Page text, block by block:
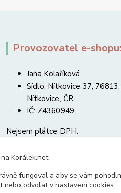
Provozovatel e-
Jana Kolaříková
Sídlo: Nítkovice 37, 76813,
Nítkovice, ČR
IČ: 74360949
Nejsem plátce DPH.
Korálek.net
fungoval a aby se vám
nebo odvolat v nastavení cookies.